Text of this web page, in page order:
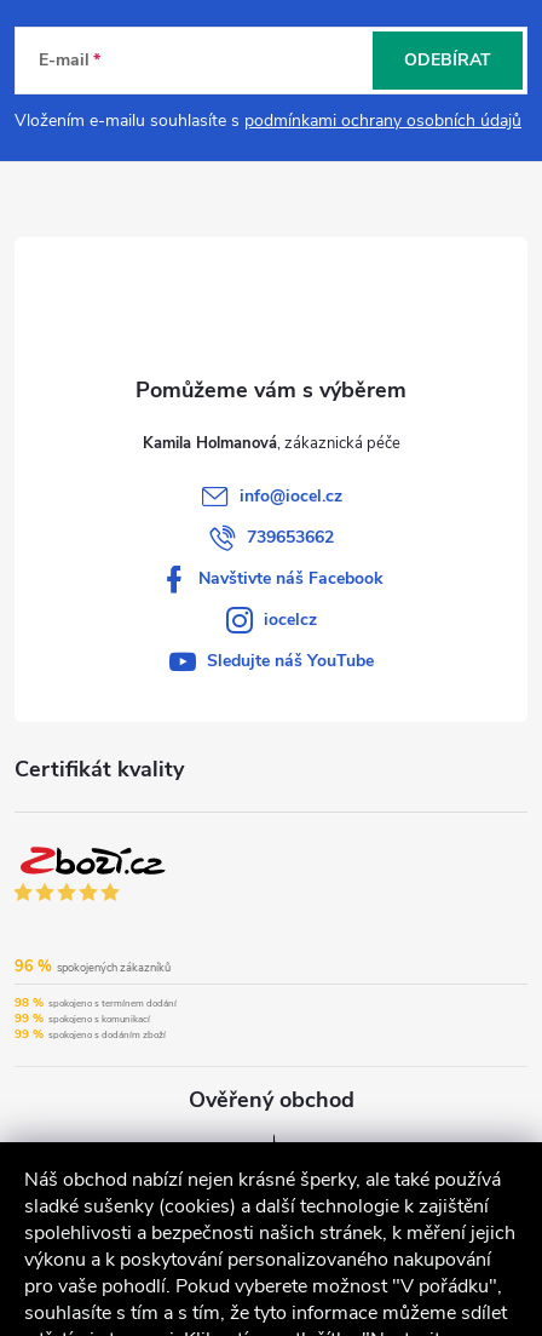
Náš obchod nabízí nejen krásné šperky, ale také používá
sladké sušenky (cookies) a další technologie k zajištění
spolehlivosti a bezpečnosti našich stránek, k měření jejich
výkonu a k poskytování personalizovaného nakupování
pro vaše pohodlí. Pokud vyberete možnost "V pořádku",
souhlasíte s tím a s tím, že tyto informace můžeme sdílet
p
a
E-mail
Vložením e-mailu souhlasíte s podmínkami ochrany osobních údajů
ODEBÍRAT
Certifikát kvality
96 % spokojených zákazníků
98 % spokojeno s termínem dodání
99 % spokojeno s komunikací
99 % spokojeno s dodáním zboží
Ověřený obchod
Kamila Holmanová
info@iocel.cz
739653662
Navštivte náš Facebook
iocelcz
Sledujte náš YouTube